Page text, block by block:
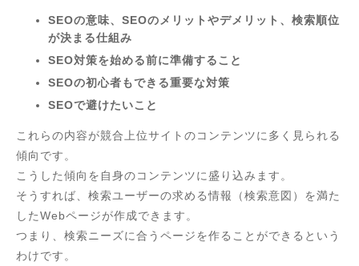
SEOの意味、SEOのメリットやデメリット、検索順位
が決まる仕組み
SEO対策を始める前に準備すること
SEOの初心者もできる重要な対策
SEOで避けたいこと
これらの内容が競合上位サイトのコンテンツに多く見られる
傾向です。
こうした傾向を自身のコンテンツに盛り込みます。
そうすれば、検索ユーザーの求める情報（検索意図）を満た
したWebページが作成できます。
つまり、検索ニーズに合うページを作ることができるという
わけです。